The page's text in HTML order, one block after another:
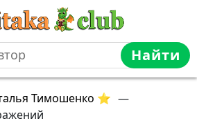
Найти
Тимошенко ⭐ —